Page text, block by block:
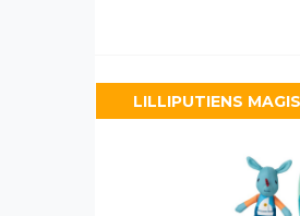
LILLIPUTIENS